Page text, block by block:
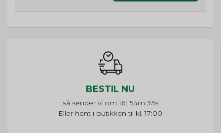
BESTIL NU
så sender vi om16t 54m 33s
Eller hent i butikken til kl. 17:00